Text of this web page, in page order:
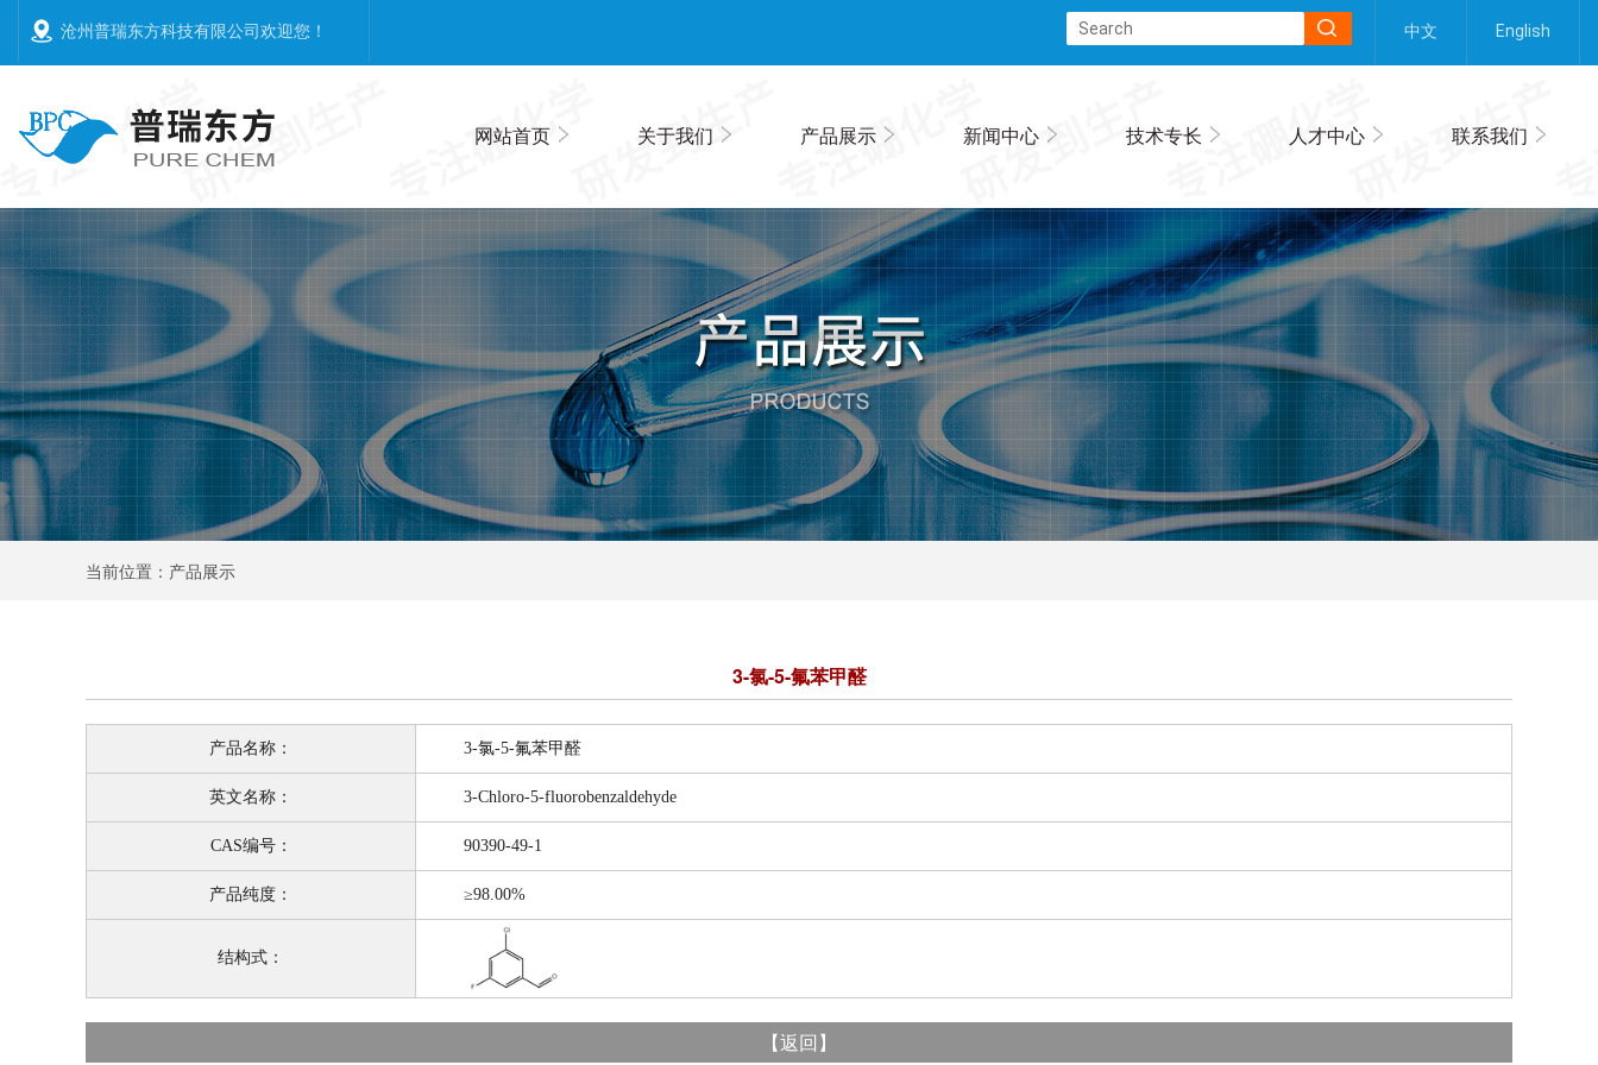
沧州普瑞东方科技有限公司欢迎您 ！ 中文 English
网站首页 关于我们 产品展示 新闻中心 技术专长 人才中心 联系我们
当前位置：产品展示
3-氯-5-氟苯甲醛
产品名称： 3-氯-5-氟苯甲醛
英文名称： 3-Chloro-5-fluorobenzaldehyde
CAS编号： 90390-49-1
产品纯度： ≥98.00%
结构式：
【返回】